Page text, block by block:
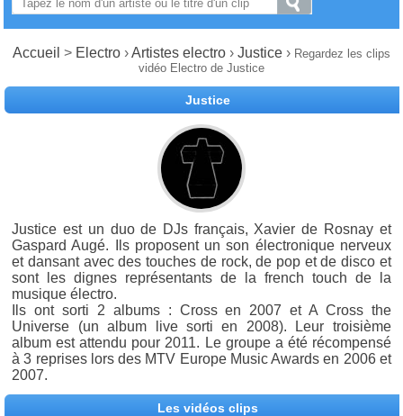
Accueil > Electro ›Artistes electro › Justice › Regardez les clips
vidéo Electro de Justice
Justice
Justice est un duo de DJs français, Xavier de Rosnay et
Gaspard Augé. Ils proposent un son électronique nerveux
et dansant avec des touches de rock, de pop et de disco et
sont les dignes représentants de la french touch de la
musique électro.
Ils ont sorti 2 albums : Cross en 2007 et A Cross the
Universe (un album live sorti en 2008). Leur troisième
album est attendu pour 2011. Le groupe a été récompensé
à 3 reprises lors des MTV Europe Music Awards en 2006 et
2007.
Les vidéos clips